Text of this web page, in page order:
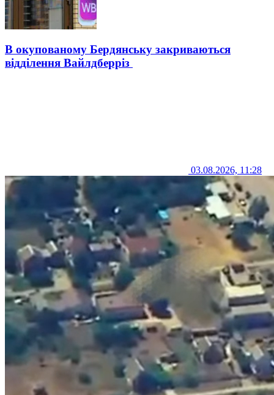
В окупованому Бердянську закриваються
відділення Вайлдберріз
03.08.2026, 11:28